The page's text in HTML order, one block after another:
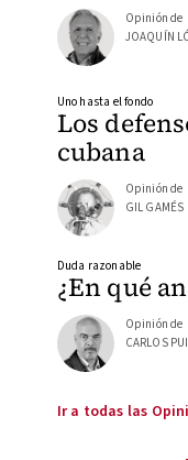
Opinión de
JOAQUÍN
Los
cubana
Uno hasta el fondo
Opinión de
GIL GAMÉS
¿En qué
Duda razonable
Opinión de
CARLOS
Ir a todas las